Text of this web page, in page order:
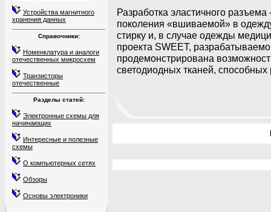
Устройства магнитного
хранения данных
Справочники:
Номенклатура и аналоги
отечественных микросхем
Транзисторы
отечественные
Разделы статей:
Электронные схемы для
начинающих
Интересные и полезные
схемы
О компьютерных сетях
Обзоры
Основы электроники
Разработка эластичного
поколения «вшиваемой» в
стирку и, в случае одежды
проекта SWEET,
продемонстрирована
светодиодных тканей,